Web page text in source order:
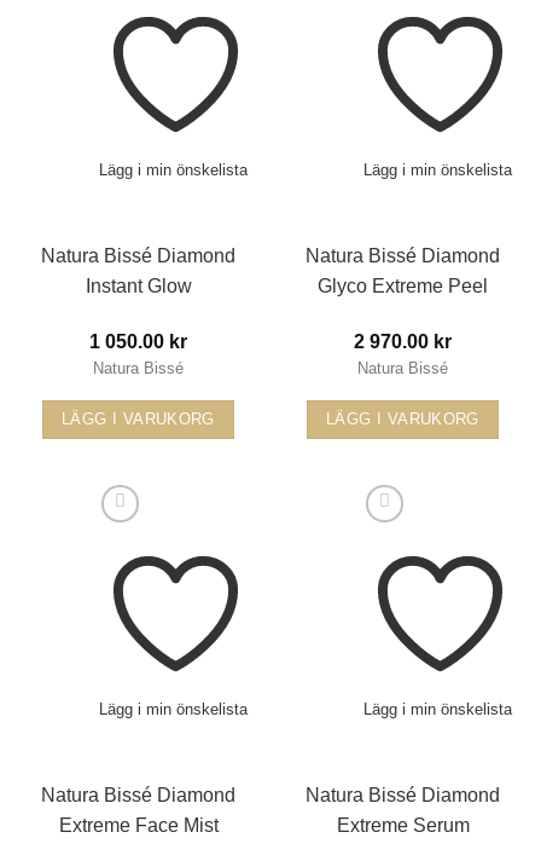
Lägg i min önskelista
Natura Bissé Diamond
Instant Glow
1 050.00 kr
Natura Bissé
LÄGG I VARUKORG
Lägg i min önskelista
Natura Bissé Diamond
Glyco Extreme Peel
2 970.00 kr
Natura Bissé
LÄGG I VARUKORG
Lägg i min önskelista
Natura Bissé Diamond
Extreme Face Mist
Lägg i min önskelista
Natura Bissé Diamond
Extreme Serum